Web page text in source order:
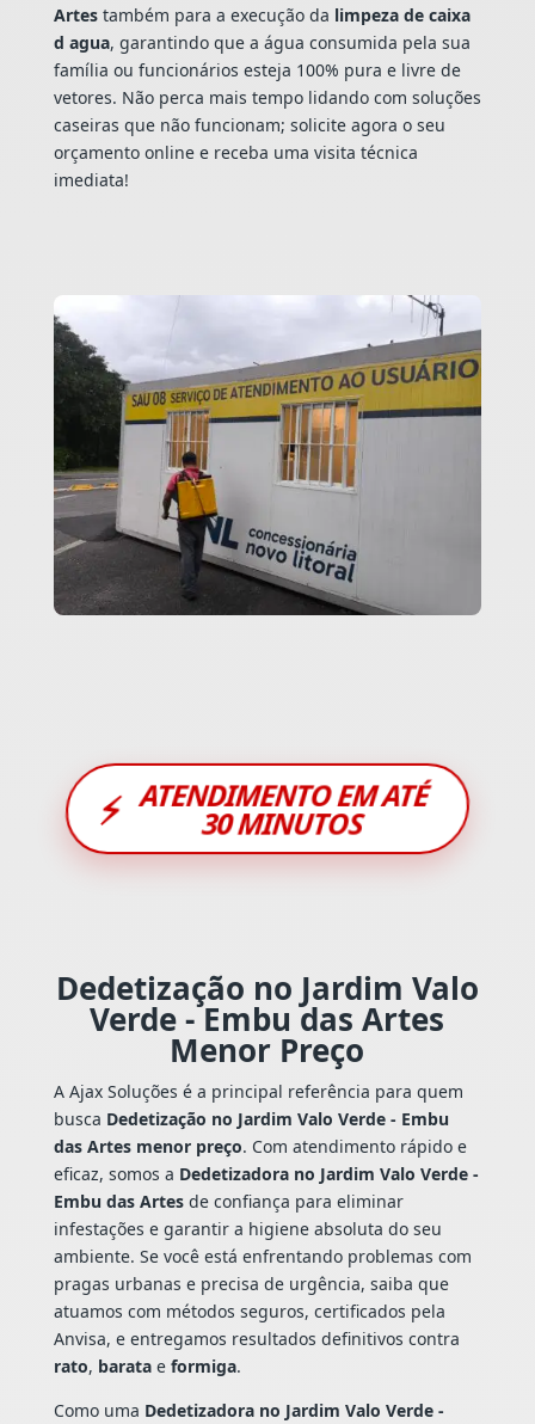
Artestambém para a execução da limpeza de caixa
d agua, garantindo que a água consumida pela sua
família ou funcionários esteja 100% pura e livre de
vetores. Não perca mais tempo lidando com soluções
caseiras que não funcionam; solicite agora o seu
orçamento online e receba uma visita técnica
imediata!
⚡ ATENDIMENTO EM ATÉ
30 MINUTOS
Dedetização no Jardim Valo
Verde - Embu das Artes
Menor Preço
A Ajax Soluções é a principal referência para quem
busca Dedetização no Jardim Valo Verde - Embu
das Artes menor preço. Com atendimento rápido e
eficaz, somos a Dedetizadora no Jardim Valo Verde -
Embu das Artesde confiança para eliminar
infestações e garantir a higiene absoluta do seu
ambiente. Se você está enfrentando problemas com
pragas urbanas e precisa de urgência, saiba que
atuamos com métodos seguros, certificados pela
Anvisa, e entregamos resultados definitivos contra
rato, baratae formiga.
Como uma Dedetizadora no Jardim Valo Verde -